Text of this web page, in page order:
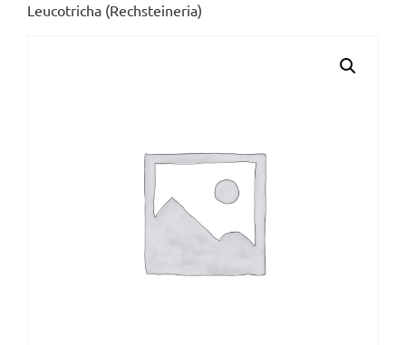
Leucotricha (Rechsteineria)